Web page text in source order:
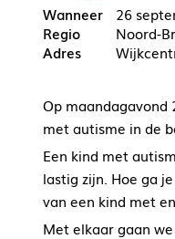
26
Noord-
Op maandagavond
met autisme in de
Een kind met
lastig zijn. Hoe ga
van een kind met
Met elkaar gaan